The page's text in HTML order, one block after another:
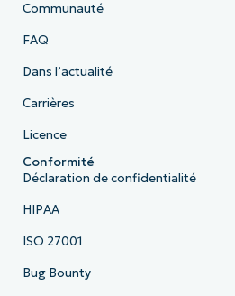
Communauté
FAQ
Dans l’actualité
Carrières
Licence
Conformité
Déclaration de confidentialité
HIPAA
ISO 27001
Bug Bounty